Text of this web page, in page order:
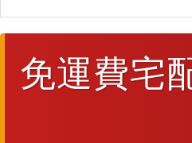
免運費宅